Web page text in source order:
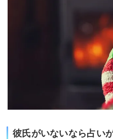
彼氏がいないなら占い